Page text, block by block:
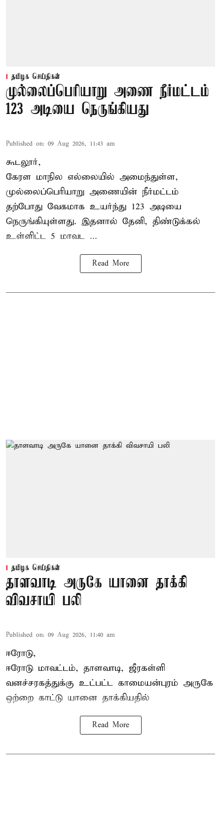
தமிழக செய்திகள்
முல்லைப்பெரியாறு அணை நீர்மட்டம்
123 அடியை நெருங்கியது
Published on: 09 Aug 2026, 11:43 am
கூடலூர்,
கேரள மாநில எல்லையில் அமைந்துள்ள,
முல்லைப்பெரியாறு அணையின் நீர்மட்டம்
தற்போது வேகமாக உயர்ந்து 123 அடியை
நெருங்கியுள்ளது. இதனால் தேனி, திண்டுக்கல்
உள்ளிட்ட 5 மாவட ...
Read More
தமிழக செய்திகள்
தாளவாடி அருகே யானை தாக்கி
விவசாயி பலி
Published on: 09 Aug 2026, 11:40 am
ஈரோடு,
ஈரோடு மாவட்டம், தாளவாடி, ஜீரகள்ளி
வனச்சரகத்துக்கு உட்பட்ட காமையன்புரம் அருகே
ஒற்றை காட்டு யானை தாக்கியதில்
Read More